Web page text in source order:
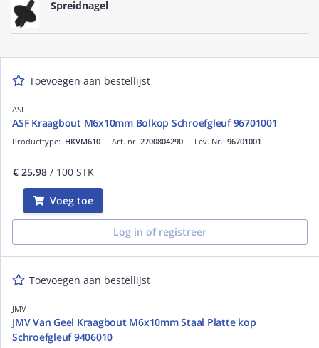
Spreidnagel
Toevoegen aan bestellijst
ASF
ASF Kraagbout M6x10mm Bolkop Schroefgleuf 96701001
Art. nr. 2700804290
Producttype: HKVM610 Lev. Nr.: 96701001
€ 25,98 / 100 STK
Voeg toe
Log in of registreer
Toevoegen aan bestellijst
JMV
JMV Van Geel Kraagbout M6x10mm Staal Platte kop
Schroefgleuf 9406010